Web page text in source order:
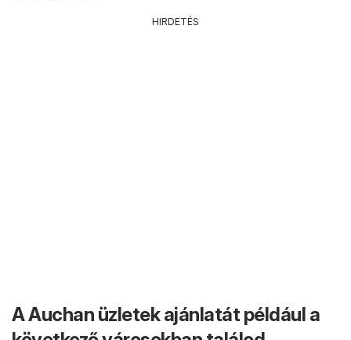
HIRDETÉS
A Auchan üzletek ajánlatát például a